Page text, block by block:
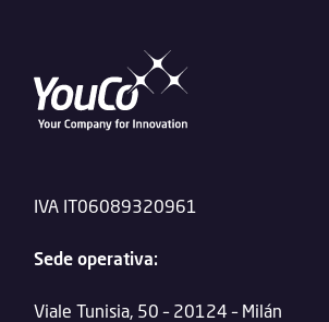
IVA IT06089320961
Sede operativa:
Viale Tunisia, 50 – 20124 – Milán